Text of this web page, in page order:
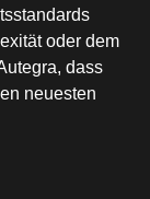
oder dem
dass
neuesten